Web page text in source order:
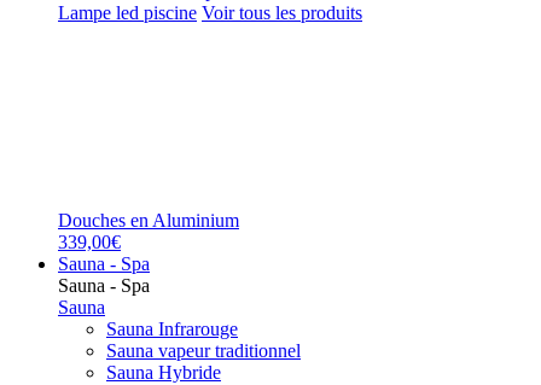
Lampe led piscine Voir tous les produits
Douches en Aluminium
339,00€
Sauna - Spa
Sauna - Spa
Sauna
Sauna Infrarouge
Sauna vapeur traditionnel
Sauna Hybride